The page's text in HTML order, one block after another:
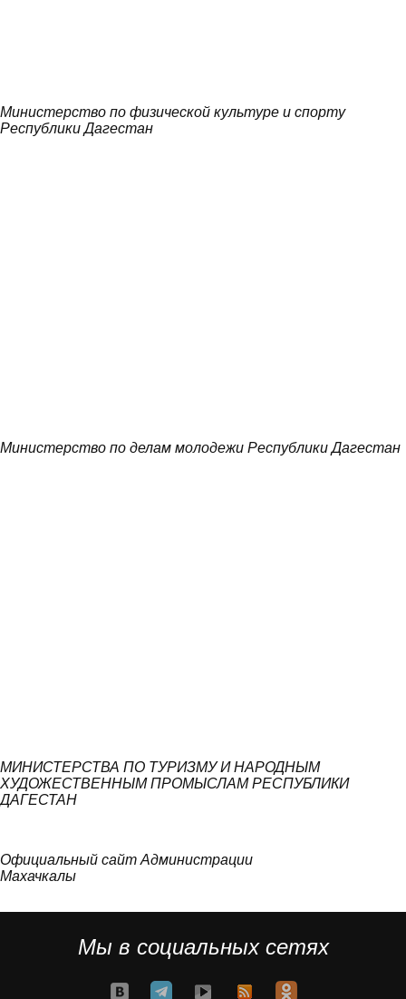
Министерство по физической культуре и спорту
Республики Дагестан
Министерство по делам молодежи Республики Дагестан
МИНИСТЕРСТВА ПО ТУРИЗМУ И НАРОДНЫМ
ХУДОЖЕСТВЕННЫМ ПРОМЫСЛАМ РЕСПУБЛИКИ
ДАГЕСТАН
Официальный сайт Администрации
Махачкалы
Мы в социальных сетях